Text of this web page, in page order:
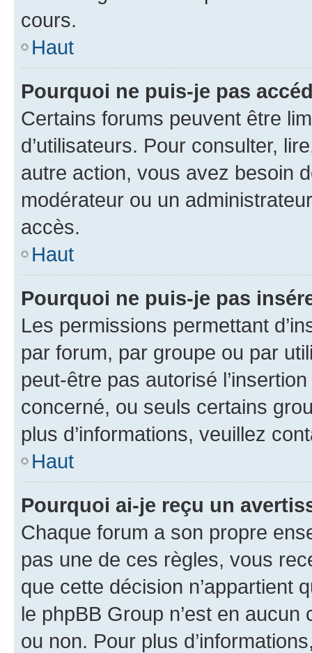
cours.
Haut
Pourquoi ne puis-je pas
Certains forums peuvent être
d’utilisateurs. Pour consulter,
autre action, vous avez besoin
modérateur ou un
accès.
Haut
Pourquoi ne puis-je pas
Les permissions permettant
par forum, par groupe ou par
peut-être pas autorisé
concerné, ou seuls certains
plus d’informations, veuillez
Haut
Pourquoi ai-je reçu un
Chaque forum a son propre
pas une de ces règles, vous
que cette décision n’appartient
le phpBB Group n’est en
ou non. Pour plus